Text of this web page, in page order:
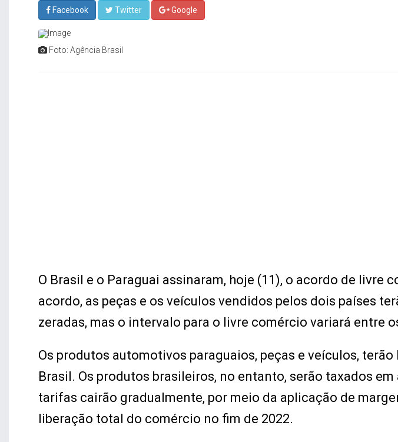
Facebook Twitter Google
Foto: Agência Brasil
O Brasil e o Paraguai assinaram, hoje (11), o acordo de livre
acordo, as peças e os veículos vendidos pelos dois países
zeradas, mas o intervalo para o livre comércio variará entre
Os produtos automotivos paraguaios, peças e veículos,
Brasil. Os produtos brasileiros, no entanto, serão taxados em
tarifas cairão gradualmente, por meio da aplicação de
liberação total do comércio no fim de 2022.